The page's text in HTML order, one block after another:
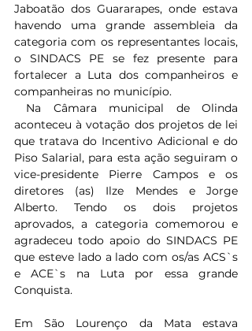
Jaboatão dos Guararapes, onde estava
havendo uma grande assembleia da
categoria com os representantes locais,
o SINDACS PE se fez presente para
fortalecer a Luta dos companheiros e
companheiras no município.
aconteceu à votação dos projetos de lei
que tratava do Incentivo Adicional e do
Piso Salarial, para esta ação seguiram o
vice-presidente Pierre Campos e os
diretores (as) Ilze Mendes e Jorge
Alberto. Tendo os dois projetos
aprovados, a categoria comemorou e
agradeceu todo apoio do SINDACS PE
que esteve lado a lado com os/as ACS`s
e ACE`s na Luta por essa grande
Conquista.
Em São Lourenço da Mata estava